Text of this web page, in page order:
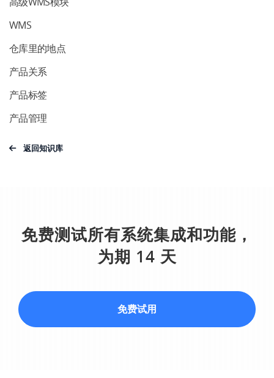
WMS
仓库里的地点
产品关系
产品标签
产品管理
返回知识库
免费测试所有系统集成和功能，
为期 14 天
免费试用